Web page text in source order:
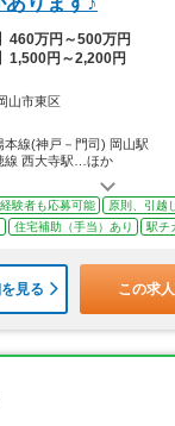
460万円～500万円
1,500円～2,200円
山市東区
本線(神戸－門司) 岡山駅
線 西大寺駅…ほか
験者も応募可能
原則、引越
住宅補助（手当）あり 駅チ
見る この求